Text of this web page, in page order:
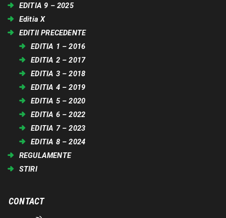
EDITIA 9 – 2025
Editia X
EDITII PRECEDENTE
EDITIA 1 – 2016
EDITIA 2 – 2017
EDITIA 3 – 2018
EDITIA 4 – 2019
EDITIA 5 – 2020
EDITIA 6 – 2022
EDITIA 7 – 2023
EDITIA 8 – 2024
REGULAMENTE
STIRI
CONTACT